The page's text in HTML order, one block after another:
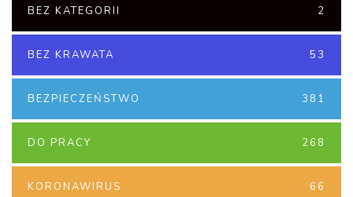
BEZ KATEGORII 2
BEZ KRAWATA 53
BEZPIECZEŃSTWO 381
DO PRACY 268
KORONAWIRUS 66